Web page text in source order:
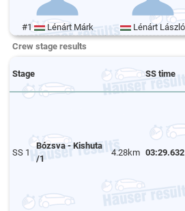
#1 Lénárt Márk Lénárt László
Crew stage results
Stage SS time
SS 1
Bózsva - Kishuta
/1
4.28km 03:29.632